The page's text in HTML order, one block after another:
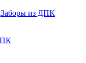
Заборы из ДПК